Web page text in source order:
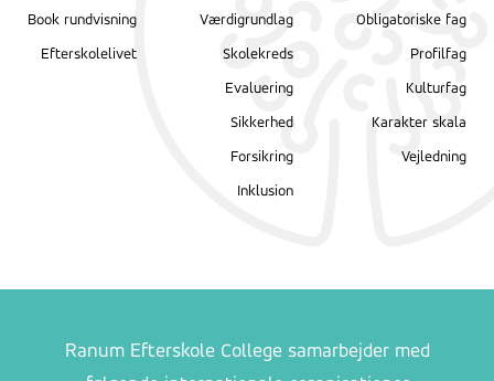
Book rundvisning
Efterskolelivet
Værdigrundlag
Skolekreds
Evaluering
Sikkerhed
Forsikring
Inklusion
Obligatoriske fag
Profilfag
Kulturfag
Karakter skala
Vejledning
Ranum Efterskole College samarbejder med